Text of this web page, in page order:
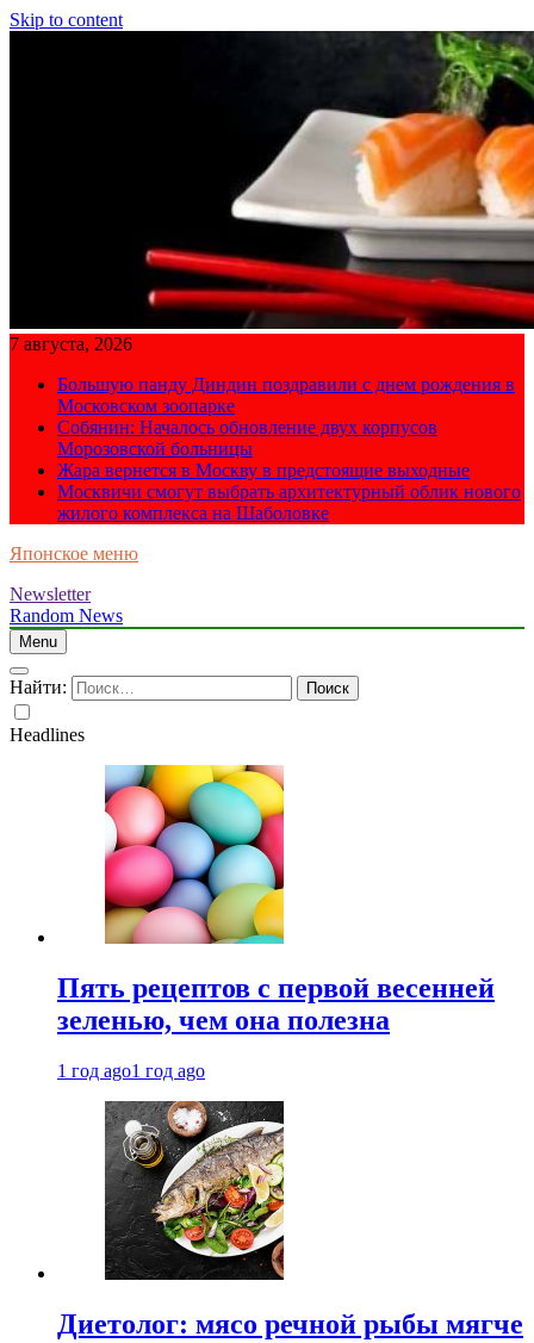
Skip to content
7 августа, 2026
Большую панду Диндин поздравили с днем рождения в
Московском зоопарке
Собянин: Началось обновление двух корпусов
Морозовской больницы
Жара вернется в Москву в предстоящие выходные
Москвичи смогут выбрать архитектурный облик нового
жилого комплекса на Шаболовке
Японское меню
Newsletter
Random News
Menu
Найти:
Headlines
Пять рецептов с первой весенней
зеленью, чем она полезна
1 год ago1 год ago
Диетолог: мясо речной рыбы мягче